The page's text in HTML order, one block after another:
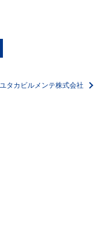
ユタカビルメンテ株式会社